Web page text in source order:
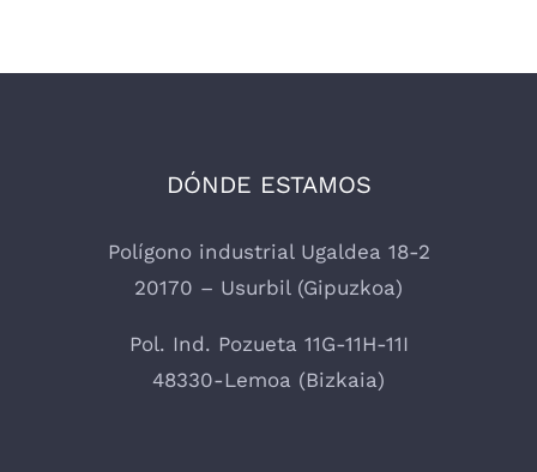
DÓNDE ESTAMOS
Polígono industrial Ugaldea 18-2
20170 – Usurbil (Gipuzkoa)
Pol. Ind. Pozueta 11G-11H-11I
48330-Lemoa (Bizkaia)